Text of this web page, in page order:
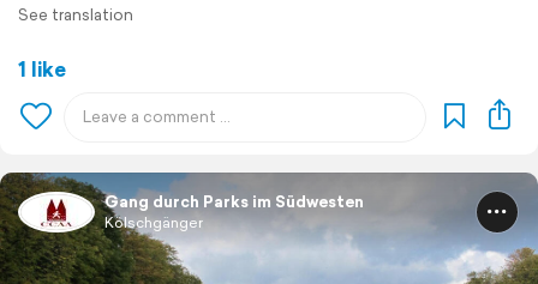
See translation
1 like
Gang durch Parks im Südwesten
Kölschgänger